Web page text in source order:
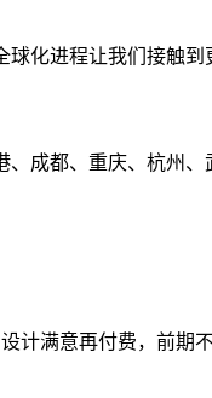
化进程让我们接触到
、成都、重庆、杭州
计满意再付费，前期